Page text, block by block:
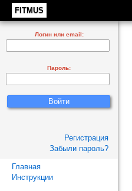
FITMUS
Логин или email:
Пароль:
Регистрация
Забыли пароль?
Главная
Инструкции